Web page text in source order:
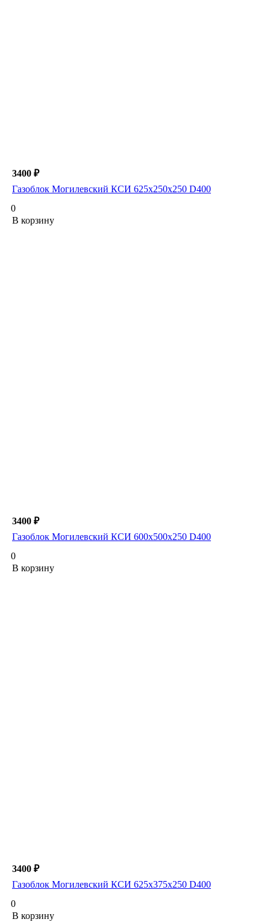
3400 ₽
Газоблок Могилевский КСИ 625х250х250 D400
0
В корзину
3400 ₽
Газоблок Могилевский КСИ 600х500х250 D400
0
В корзину
3400 ₽
Газоблок Могилевский КСИ 625х375х250 D400
0
В корзину